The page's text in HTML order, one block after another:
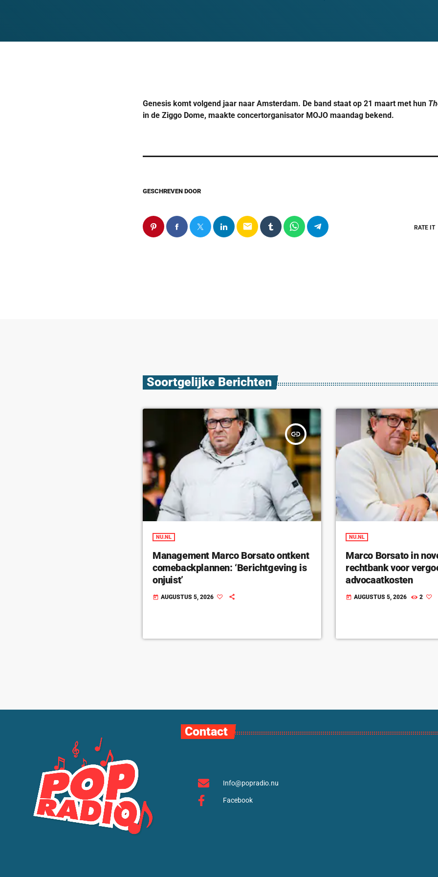
Genesis komt volgend jaar naar Amsterdam. De band staat op 21 maart met hun
in de Ziggo Dome, maakte concertorganisator MOJO maandag bekend.
GESCHREVEN DOOR
email RATE IT
Soortgelijke Berichten
insert_link
NU.NL
Management Marco Borsato ontkent
comebackplannen: ‘Berichtgeving is
onjuist’
today AUGUSTUS 5, 2026
NU.NL
Marco Borsato in
rechtbank voor
advocaatkosten
today AUGUSTUS 5, 2026 2
Contact
Info@popradio.nu
Facebook